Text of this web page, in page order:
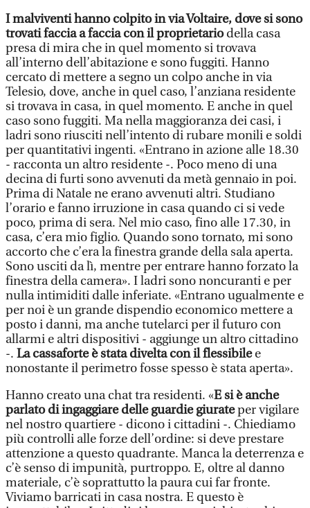
I malviventi hanno colpito in via Voltaire, dove si sono
trovati faccia a faccia con il proprietariodella casa
presa di mira che in quel momento si trovava
all’interno dell’abitazione e sono fuggiti. Hanno
cercato di mettere a segno un colpo anche in via
Telesio, dove, anche in quel caso, l’anziana residente
si trovava in casa, in quel momento. E anche in quel
caso sono fuggiti. Ma nella maggioranza dei casi, i
ladri sono riusciti nell’intento di rubare monili e soldi
per quantitativi ingenti. «Entrano in azione alle 18.30
- racconta un altro residente -. Poco meno di una
decina di furti sono avvenuti da metà gennaio in poi.
Prima di Natale ne erano avvenuti altri. Studiano
l’orario e fanno irruzione in casa quando ci si vede
poco, prima di sera. Nel mio caso, fino alle 17.30, in
casa, c’era mio figlio. Quando sono tornato, mi sono
accorto che c’era la finestra grande della sala aperta.
Sono usciti da lì, mentre per entrare hanno forzato la
finestra della camera». I ladri sono noncuranti e per
nulla intimiditi dalle inferiate. «Entrano ugualmente e
per noi è un grande dispendio economico mettere a
posto i danni, ma anche tutelarci per il futuro con
allarmi e altri dispositivi - aggiunge un altro cittadino
-. La cassaforte è stata divelta con il flessibilee
nonostante il perimetro fosse spesso è stata aperta».
Hanno creato una chat tra residenti. «E si è anche
parlato di ingaggiare delle guardie giurateper vigilare
nel nostro quartiere - dicono i cittadini -. Chiediamo
più controlli alle forze dell’ordine: si deve prestare
attenzione a questo quadrante. Manca la deterrenza e
c’è senso di impunità, purtroppo. E, oltre al danno
materiale, c’è soprattutto la paura cui far fronte.
Viviamo barricati in casa nostra. E questo è